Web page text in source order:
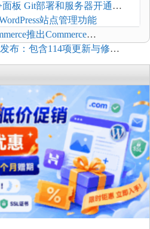
同步折扣
板 Git部署和服务器开通更
站点管理功能
推出Commerce
商店可保留前台体验并扩展电
发布：包含114项更新与修
境体验